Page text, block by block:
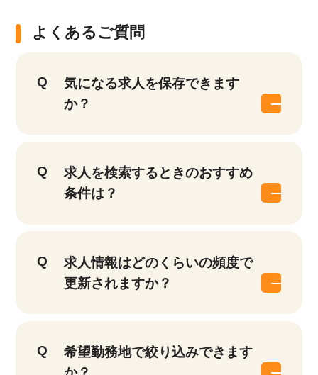
よくあるご質問
気になる求人を保存できます
か？
求人を検索するときのおすすめ
条件は？
求人情報はどのくらいの頻度で
更新されますか？
希望勤務地で絞り込みできます